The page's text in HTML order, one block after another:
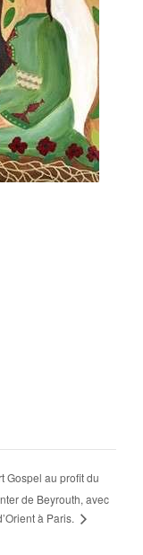
Gospel au profit du
de Beyrouth, avec
à Paris.